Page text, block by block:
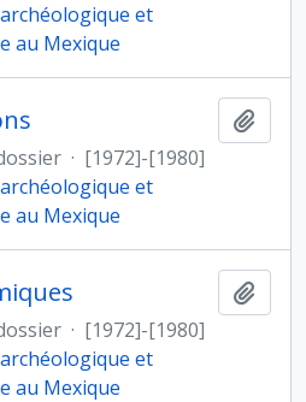
et
au Mexique
· [1972]-[1980]
et
au Mexique
· [1972]-[1980]
et
au Mexique